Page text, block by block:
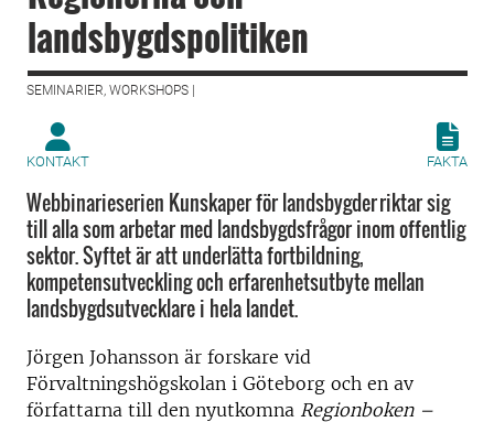
landsbygdspolitiken
SEMINARIER, WORKSHOPS |
KONTAKT FAKTA
Webbinarieserien Kunskaper för landsbygder riktar sig
till alla som arbetar med landsbygdsfrågor inom offentlig
sektor. Syftet är att underlätta fortbildning,
kompetensutveckling och erfarenhetsutbyte mellan
landsbygdsutvecklare i hela landet.
Jörgen Johansson är forskare vid
Förvaltningshögskolan i Göteborg och en av
författarna till den nyutkomna Regionboken –